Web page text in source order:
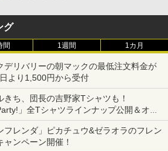
グ
間 1週間 1カ月
デリバリーの朝マックの最低注文料金が
より1,500円から受付
ち、団長の吉野家Tシャツも！
」全Tシャツラインナップ公開＆オン
フレンダ」ピカチュウ&ゼラオラのフレン
ンペーン開催！